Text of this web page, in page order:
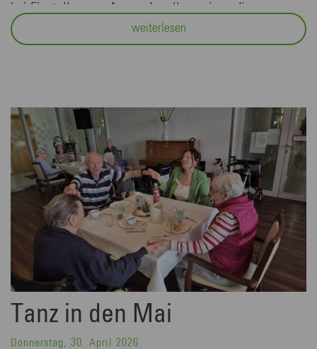
bei Einstellungen, Apps oder allgemeinen dig…
weiterlesen
Tanz in den Mai
Donnerstag, 30. April 2026